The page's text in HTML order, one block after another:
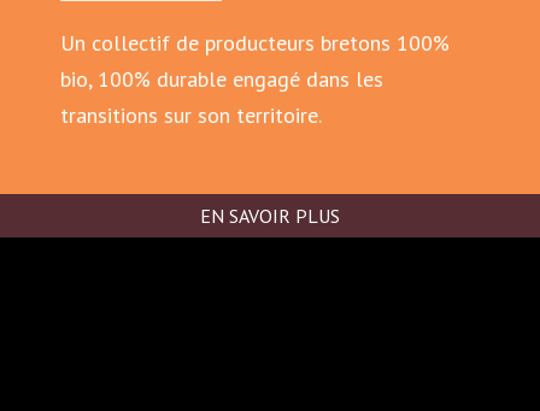
Un collectif de producteurs bretons 100%
bio, 100% durable engagé dans les
transitions sur son territoire.
EN SAVOIR PLUS